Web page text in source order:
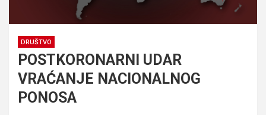
DRUŠTVO
POSTKORONARNI UDAR
VRAĆANJE NACIONALNOG
PONOSA